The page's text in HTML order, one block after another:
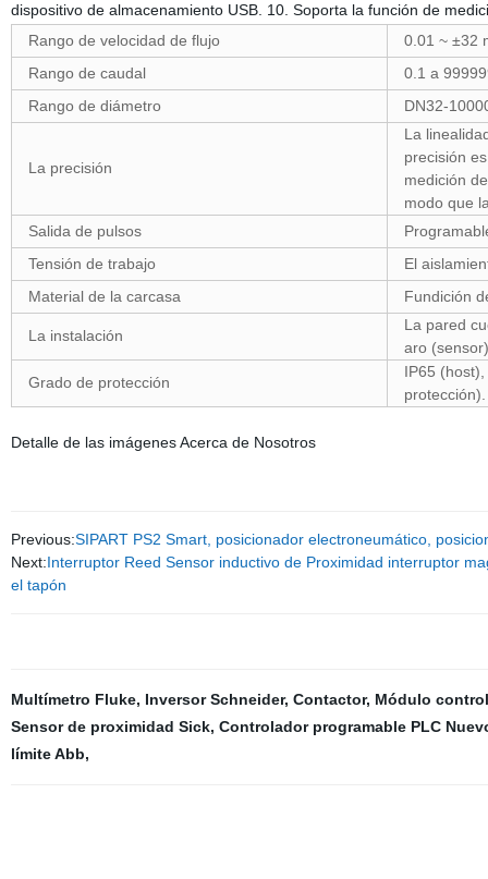
dispositivo de almacenamiento USB. 10. Soporta la función de
Rango de velocidad de flujo
0.01 ~ ±32
Rango de caudal
0.1 a
Rango de diámetro
DN32-
La precisión
La
precisión
medición
modo que
Salida de pulsos
Tensión de trabajo
El
Material de la carcasa
Fundición
La instalación
La pared
aro
Grado de protección
IP65
protección).
Detalle de las imágenes Acerca de Nosotros
Previous:SIPART PS2 Smart, posicionador electroneumático,
Next:Interruptor Reed Sensor inductivo de Proximidad interruptor
el tapón
Multímetro Fluke, Inversor Schneider, Contactor, Módulo
Sensor de proximidad Sick, Controlador programable PLC
límite Abb,